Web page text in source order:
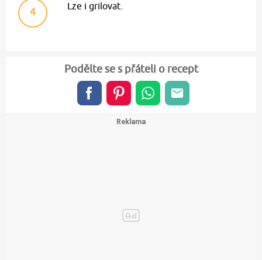
4 Lze i grilovat.
Podělte se s přáteli o recept